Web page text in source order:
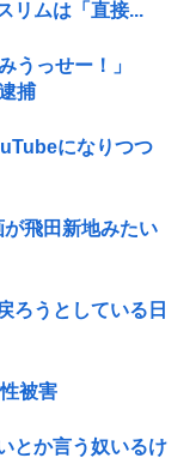
リムは「直接...
うっせー！」
捕
になりつつ
が飛田新地みたい
ろうとしている日
被害
とか言う奴いるけ